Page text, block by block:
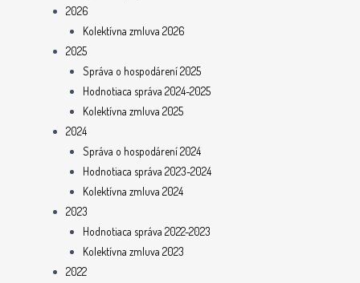
2026
Kolektívna zmluva 2026
2025
Správa o hospodárení 2025
Hodnotiaca správa 2024-2025
Kolektívna zmluva 2025
2024
Správa o hospodárení 2024
Hodnotiaca správa 2023-2024
Kolektívna zmluva 2024
2023
Hodnotiaca správa 2022-2023
Kolektívna zmluva 2023
2022